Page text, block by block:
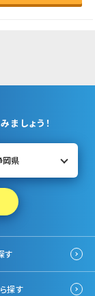
ましょう！
す
探す